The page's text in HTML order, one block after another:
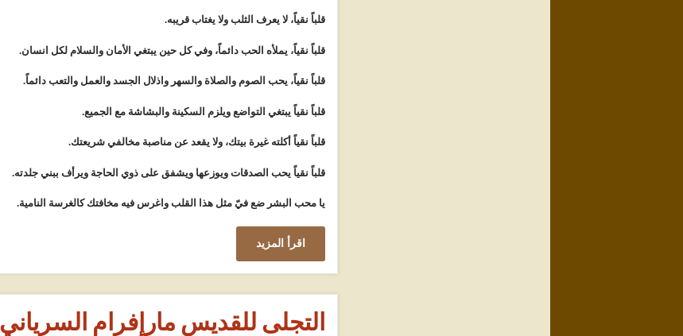
قلباً نقياً، لا يعرف الثلب ولا يغتاب قريبه.
قلباً نقياً، يملأه الحب دائماً، وفي كل حين يبتغي الأمان والسلام لكل انسان.
قلباً نقياً، يحب الصوم والصلاة والسهر واذلال الجسد والعمل والتعب دائماً.
قلباً نقياً يبتغي التواضع ويلزم السكينة والبشاشة مع الجميع.
قلباً نقياً أكلته غيرة بيتك، ولا يقعد عن مناصبة مخالفي شريعتك.
قلباً نقياً يحب الصدقات ويوزعها ويشفق على ذوي الحاجة ويرأف ببني جلدته.
يا محب البشر ضع فيّ مثل هذا القلب واغرس فيه مخافتك كالغرسة النامية.
اقرأ المزيد
التجلى للقديس مارإفرام السرياني